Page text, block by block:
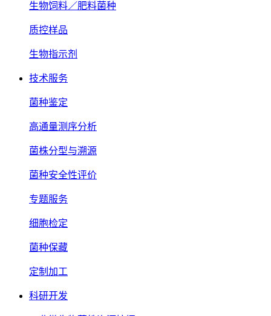
生物饲料／肥料菌种
质控样品
生物指示剂
技术服务
菌种鉴定
高通量测序分析
菌株分型与溯源
菌种安全性评价
专题服务
细胞检定
菌种保藏
定制加工
科研开发